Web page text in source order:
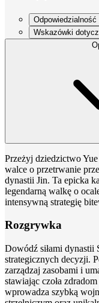
Wskazówki
Przeżyj dziedzictwo
walce o przetrwanie
dynastii Jin. Ta epicka
legendarną walkę o
intensywną strategię
Rozgrywka
Dowódź siłami
strategicznych decyzji.
zarządzaj zasobami i
stawiając czoła
wprowadza szybką